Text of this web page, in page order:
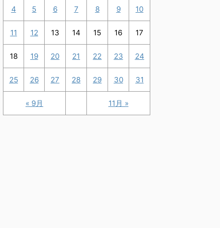
« 9月 11月 »
4 5 6 7 8 9 10
11 12 13 14 15 16 17
18 19 20 21 22 23 24
25 26 27 28 29 30 31